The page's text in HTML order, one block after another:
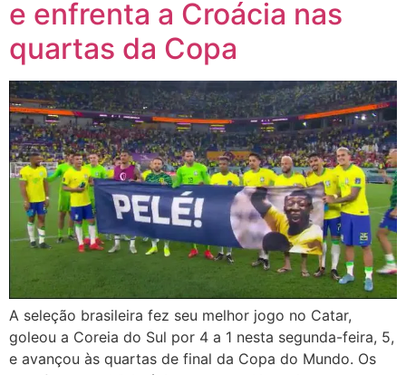
e enfrenta a Croácia nas
quartas da Copa
A seleção brasileira fez seu melhor jogo no Catar,
goleou a Coreia do Sul por 4 a 1 nesta segunda-feira, 5,
e avançou às quartas de final da Copa do Mundo. Os